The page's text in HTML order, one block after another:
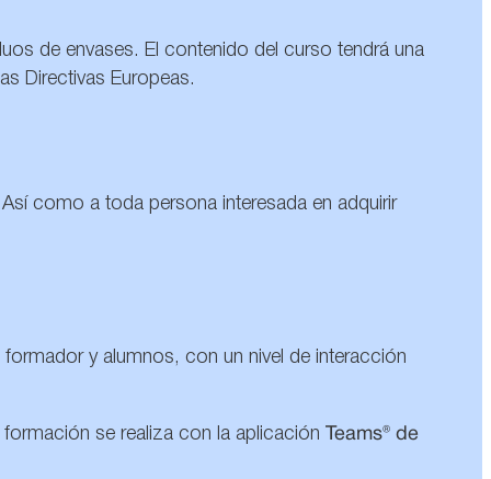
de envases. El contenido del curso tendrá una
Directivas Europeas.
como a toda persona interesada en adquirir
y alumnos, con un nivel de interacción
formación se realiza con la aplicación Teams® de